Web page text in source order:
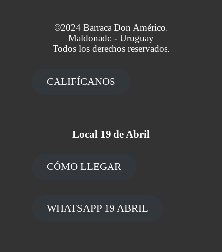
©2024 Barraca Don Américo.
Maldonado - Uruguay
Todos los derechos reservados.
CALIFÍCANOS
Local 19 de Abril
CÓMO LLEGAR
WHATSAPP 19 ABRIL